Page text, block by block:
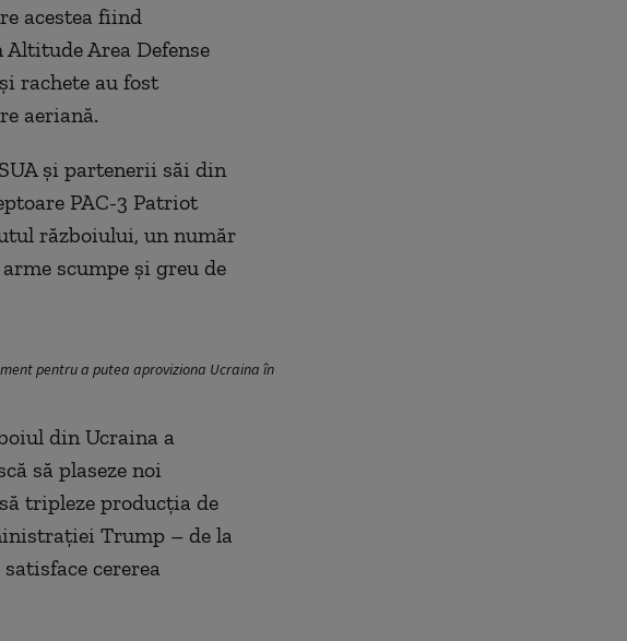
acestea fiind
Area Defense
rachete au fost
aeriană.
și partenerii săi din
PAC-3 Patriot
războiului, un număr
scumpe și greu de
pentru a putea aproviziona Ucraina în
din Ucraina a
să plaseze noi
tripleze producția de
Trump – de la
cererea